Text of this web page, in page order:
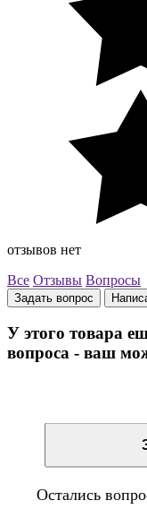
отзывов нет
Все Отзывы Вопросы
Задать вопрос
У этого товара
вопроса - ваш
Остались